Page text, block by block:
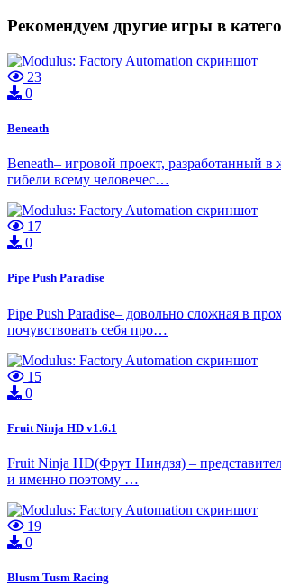
Рекомендуем другие игры в
23
0
Beneath
Beneath– игровой проект, разработанный
гибели всему человечес…
17
0
Pipe Push Paradise
Pipe Push Paradise– довольно сложная в
почувствовать себя про…
15
0
Fruit Ninja HD v1.6.1
Fruit Ninja HD(Фрут Ниндзя) –
и именно поэтому …
19
0
Blusm Tusm Racing